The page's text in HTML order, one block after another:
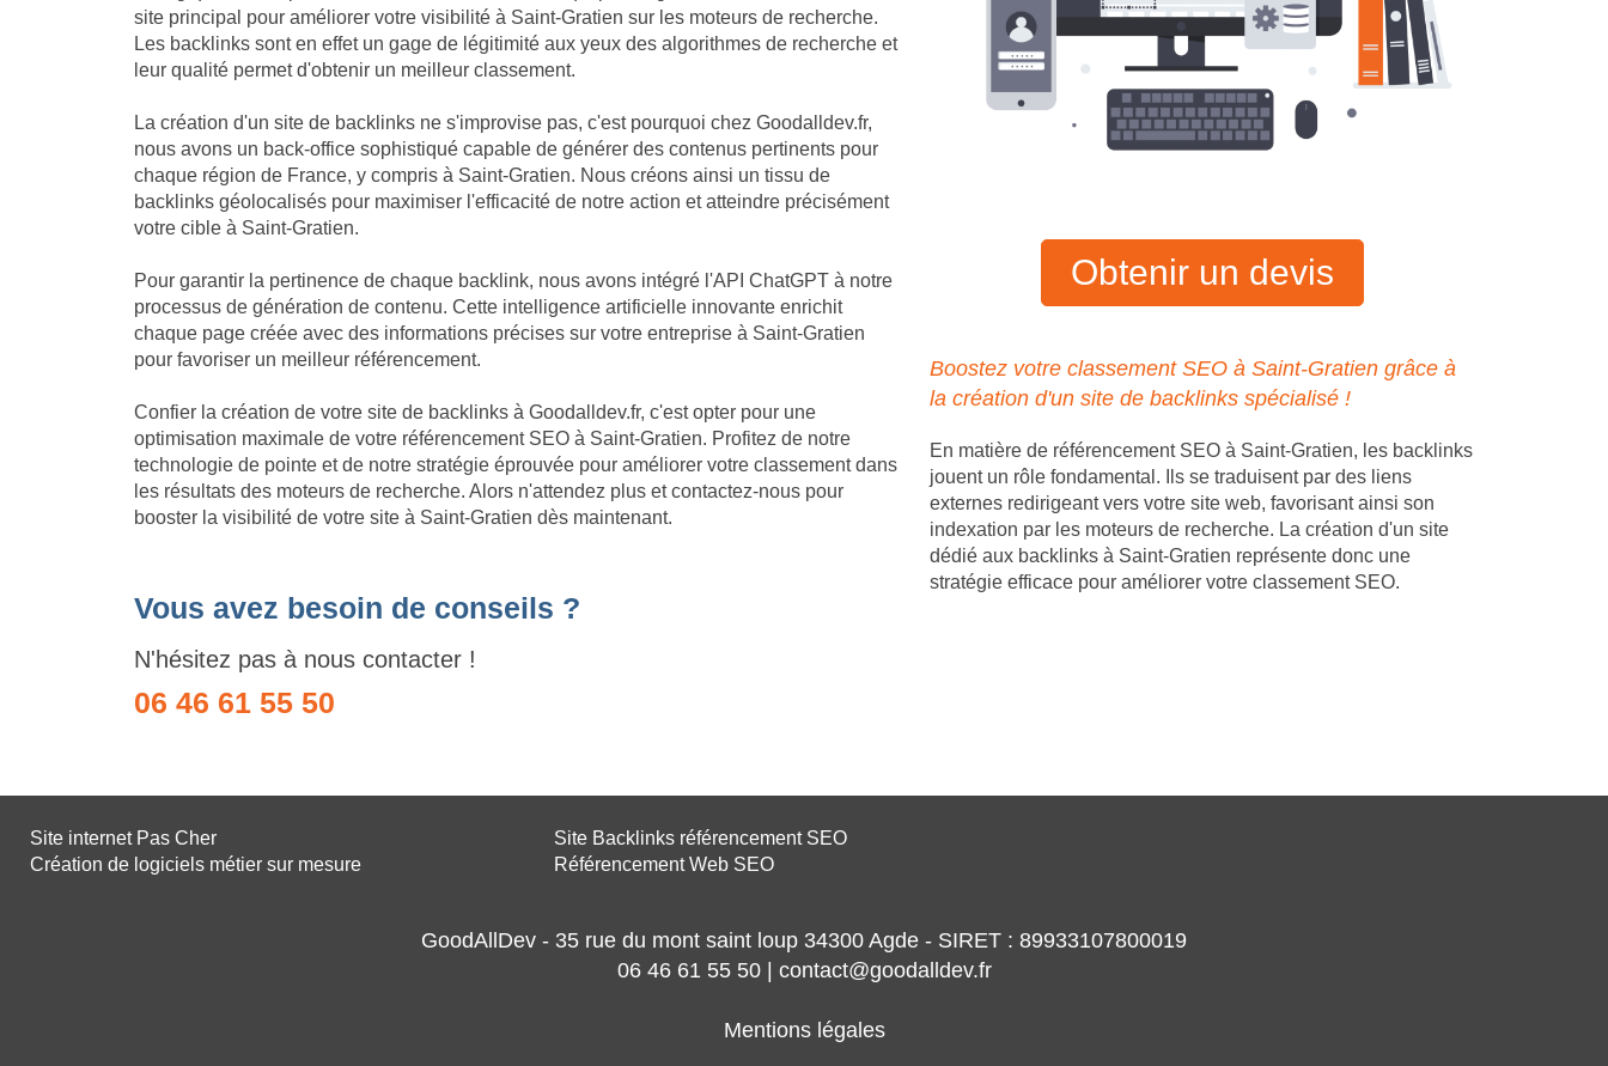
site principal pour améliorer votre visibilité à Saint-Gratien sur les moteurs de recherche.
Les backlinks sont en effet un gage de légitimité aux yeux des algorithmes de recherche et
leur qualité permet d'obtenir un meilleur classement.
La création d'un site de backlinks ne s'improvise pas, c'est pourquoi chez Goodalldev.fr,
nous avons un back-office sophistiqué capable de générer des contenus pertinents pour
chaque région de France, y compris à Saint-Gratien. Nous créons ainsi un tissu de
backlinks géolocalisés pour maximiser l'efficacité de notre action et atteindre précisément
votre cible à Saint-Gratien.
Pour garantir la pertinence de chaque backlink, nous avons intégré l'API ChatGPT à notre
processus de génération de contenu. Cette intelligence artificielle innovante enrichit
chaque page créée avec des informations précises sur votre entreprise à Saint-Gratien
pour favoriser un meilleur référencement.
Confier la création de votre site de backlinks à Goodalldev.fr, c'est opter pour une
optimisation maximale de votre référencement SEO à Saint-Gratien. Profitez de notre
technologie de pointe et de notre stratégie éprouvée pour améliorer votre classement dans
les résultats des moteurs de recherche. Alors n'attendez plus et contactez-nous pour
booster la visibilité de votre site à Saint-Gratien dès maintenant.
Vous avez besoin de conseils ?
N'hésitez pas à nous contacter !
06 46 61 55 50
Obtenir un devis
Boostez votre classement SEO à Saint-Gratien grâce à
la création d'un site de backlinks spécialisé !
En matière de référencement SEO à Saint-Gratien, les backlinks
jouent un rôle fondamental. Ils se traduisent par des liens
externes redirigeant vers votre site web, favorisant ainsi son
indexation par les moteurs de recherche. La création d'un site
dédié aux backlinks à Saint-Gratien représente donc une
stratégie efficace pour améliorer votre classement SEO.
Site internet Pas Cher
Création de logiciels métier sur mesure
Site Backlinks référencement SEO
Référencement Web SEO
GoodAllDev - 35 rue du mont saint loup 34300 Agde - SIRET : 89933107800019
06 46 61 55 50 | contact@goodalldev.fr
Mentions légales